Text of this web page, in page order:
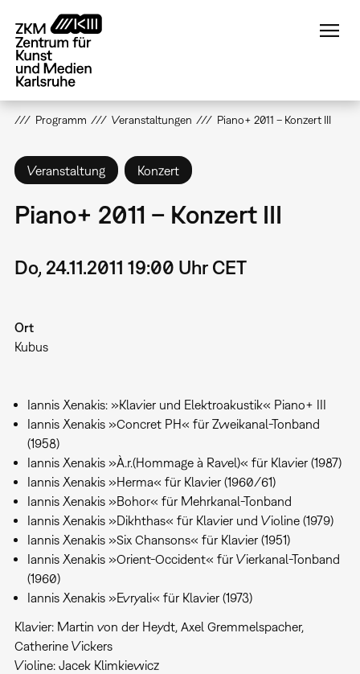
zum
Inhalt
Programm Veranstaltungen Piano+ 2011 – Konzert III
Veranstaltung Konzert
Piano+ 2011 – Konzert III
Do, 24.11.2011 19:00 Uhr CET
Ort
Kubus
Iannis Xenakis: »Klavier und Elektroakustik« Piano+ III
Iannis Xenakis »Concret PH« für Zweikanal-Tonband
(1958)
Iannis Xenakis »À.r.(Hommage à Ravel)« für Klavier (1987)
Iannis Xenakis »Herma« für Klavier (1960/61)
Iannis Xenakis »Bohor« für Mehrkanal-Tonband
Iannis Xenakis »Dikhthas« für Klavier und Violine (1979)
Iannis Xenakis »Six Chansons« für Klavier (1951)
Iannis Xenakis »Orient-Occident« für Vierkanal-Tonband
(1960)
Iannis Xenakis »Evryali« für Klavier (1973)
Klavier: Martin von der Heydt, Axel Gremmelspacher,
Catherine Vickers
Violine: Jacek Klimkiewicz